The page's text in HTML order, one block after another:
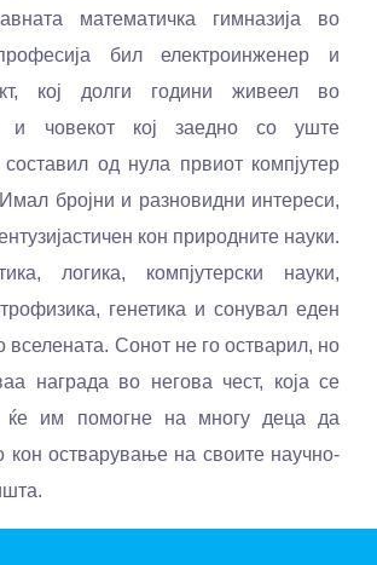
математичка гимназија во
бил електроинженер и
кој долги години живеел во
и човекот кој заедно со уште
од нула првиот компјутер
бројни и разновидни интереси,
кон природните науки.
логика, компјутерски науки,
генетика и сонувал еден
вселената. Сонот не го остварил, но
награда во негова чест, која се
ќе им помогне на многу деца да
кон остварување на своите научно-